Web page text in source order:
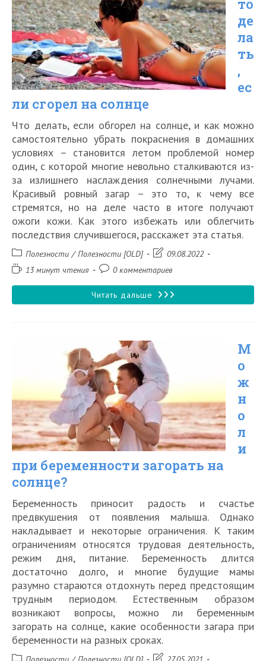
в
Болгарию
то
де
ла
ть
,
ес
ли сгорел на солнце
Что делать, если обгорел на солнце, и как можно
самостоятельно убрать покраснения в домашних
условиях – становится летом проблемой номер
один, с которой многие невольно сталкиваются из-
за излишнего наслаждения солнечными лучами.
Красивый ровный загар – это то, к чему все
стремятся, но на деле часто в итоге получают
ожоги кожи. Как этого избежать или облегчить
последствия случившегося, расскажет эта статья.
Рубрика
записи:
Полезности / Полезности [OLD]
Запись09.08.2022
Время13 минут чтения
Комментарии
записи:
0 комментариев
Читать дальше Что
сгорел
на
солнце
М
о
ж
н
о
л
и
при беременности загорать на
солнце?
Беременность приносит радость и счастье
предвкушения от появления малыша. Однако
накладывает и некоторые ограничения. К таким
ограничениям относятся трудовая деятельность,
режим дня, питание. Беременность длится
достаточно долго, и многие будущие мамы
разумно стараются отдохнуть перед предстоящим
трудным периодом. Естественным образом
возникают вопросы, можно ли беременным
загорать на солнце, какие особенности загара при
беременности на разных сроках.
Рубрика
Запись